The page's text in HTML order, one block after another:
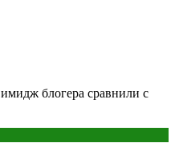
блогера сравнили с